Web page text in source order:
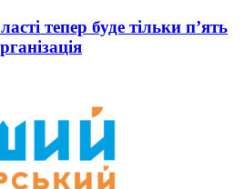
тепер буде тільки п’ять